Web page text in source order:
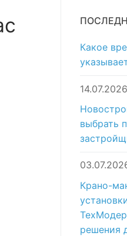
Какое
14.07.2026
выбрать
Крано-
решения